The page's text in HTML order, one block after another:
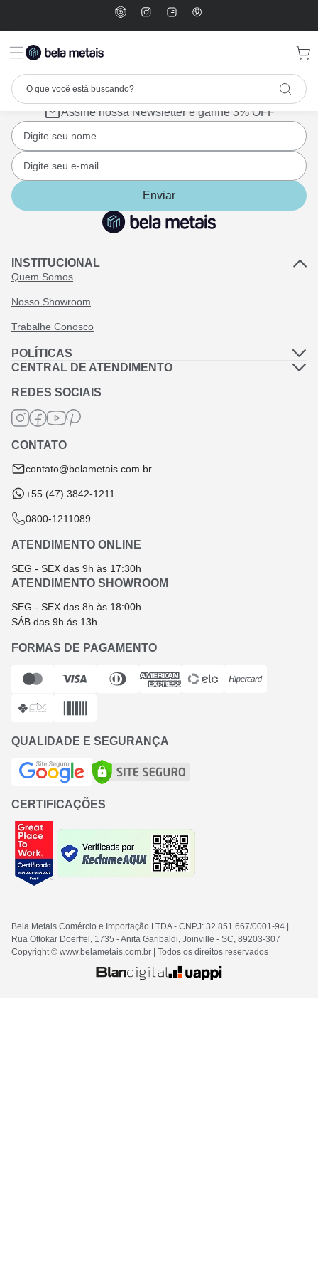
Assine nossa Newsletter e ganhe 3% OFF
Enviar
INSTITUCIONAL
Quem Somos
Nosso Showroom
Trabalhe Conosco
POLÍTICAS
Política de Privacidade
Política de Frete
Termos de Garantia
Termos e Condições
Troca e Devolução
CENTRAL DE ATENDIMENTO
Fale Conosco
REDES SOCIAIS
CONTATO
contato@belametais.com.br
+55 (47) 3842-1211
0800-1211089
ATENDIMENTO ONLINE
SEG - SEX das 9h às 17:30h
ATENDIMENTO SHOWROOM
SEG - SEX das 8h às 18:00h
SÁB das 9h ás 13h
FORMAS DE PAGAMENTO
QUALIDADE E SEGURANÇA
CERTIFICAÇÕES
Bela Metais Comércio e Importação LTDA- CNPJ: 32.851.667/0001-94
Rua Ottokar Doerffel, 1735 - Anita Garibaldi, Joinville - SC, 89203-307
Copyright © www.belametais.com.br | Todos os direitos reservados